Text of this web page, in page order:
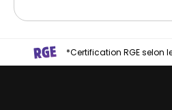
*Certification RGE selon